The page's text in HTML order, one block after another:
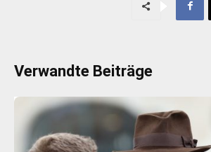
Verwandte Beiträge